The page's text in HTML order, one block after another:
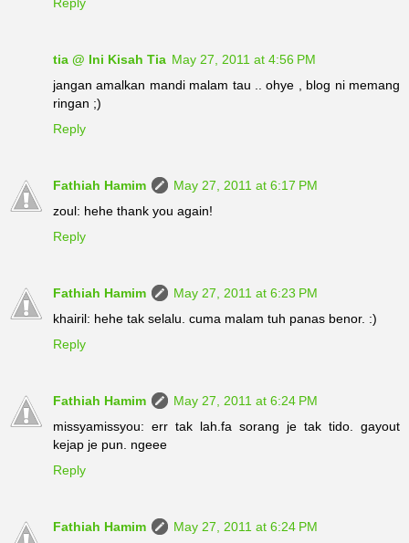
tia @ Ini Kisah Tia May 27, 2011 at 4:56 PM
jangan amalkan mandi malam tau .. ohye , blog ni memang
ringan ;)
Reply
Fathiah Hamim
May 27, 2011 at 6:17 PM
zoul: hehe thank you again!
Reply
Fathiah Hamim
May 27, 2011 at 6:23 PM
khairil: hehe tak selalu. cuma malam tuh panas benor. :)
Reply
Fathiah Hamim
May 27, 2011 at 6:24 PM
missyamissyou: err tak lah.fa sorang je tak tido. gayout
kejap je pun. ngeee
Reply
Fathiah Hamim
May 27, 2011 at 6:24 PM